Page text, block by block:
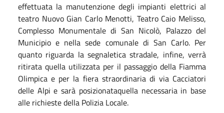
effettuata la manutenzione degli impianti elettrici al
teatro Nuovo Gian Carlo Menotti, Teatro Caio Melisso,
Complesso Monumentale di San Nicolò, Palazzo del
Municipio e nella sede comunale di San Carlo. Per
quanto riguarda la segnaletica stradale, infine, verrà
ritirata quella utilizzata per il passaggio della Fiamma
Olimpica e per la fiera straordinaria di via Cacciatori
delle Alpi e sarà posizionataquella necessaria in base
alle richieste della Polizia Locale.